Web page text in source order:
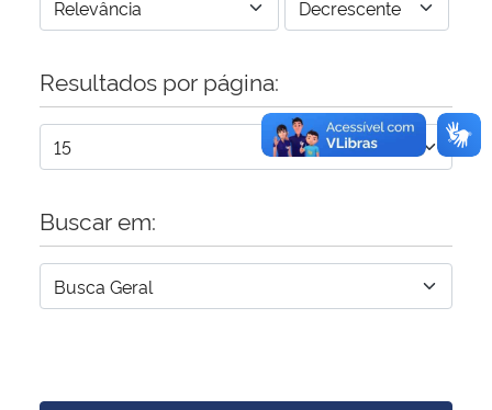
Banco Central do Brasil
Planalto
Resultados por página:
Buscar em: